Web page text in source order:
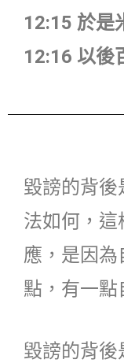
12:15 於是
12:16 以後
毀謗的背
法如何，
應，是因
點，有一點
毀謗的背